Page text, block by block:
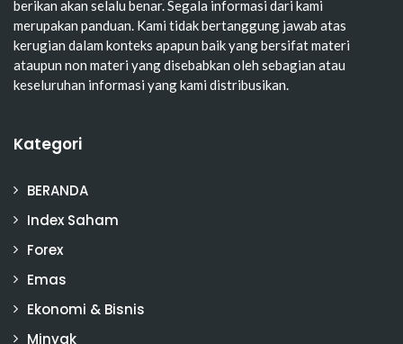
berikan akan selalu benar. Segala informasi dari kami
merupakan panduan. Kami tidak bertanggung jawab atas
kerugian dalam konteks apapun baik yang bersifat materi
ataupun non materi yang disebabkan oleh sebagian atau
keseluruhan informasi yang kami distribusikan.
Kategori
BERANDA
Index Saham
Forex
Emas
Ekonomi & Bisnis
Minyak